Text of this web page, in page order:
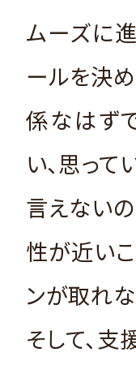
ムーズに
ールを決
係なはず
い、思っ
言えない
性が近い
ンが取れな
そして、